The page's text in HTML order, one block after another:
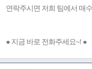
연락주시면 저희 팀에서 매
● 지금 바로 전화주세요~! ●